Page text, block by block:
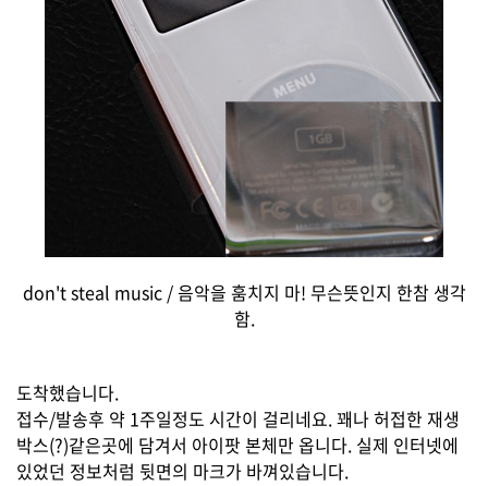
don't steal music / 음악을 훔치지 마! 무슨뜻인지 한참 생각
함.
도착했습니다.
접수/발송후 약 1주일정도 시간이 걸리네요. 꽤나 허접한 재생
박스(?)같은곳에 담겨서 아이팟 본체만 옵니다. 실제 인터넷에
있었던 정보처럼 뒷면의 마크가 바껴있습니다.